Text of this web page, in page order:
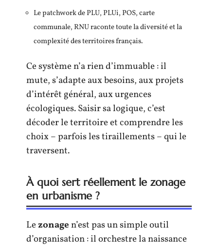
Le patchwork de PLU, PLUi, POS, carte
communale, RNU raconte toute la diversité et la
complexité des territoires français.
Ce système n’a rien d’immuable : il
mute, s’adapte aux besoins, aux projets
d’intérêt général, aux urgences
écologiques. Saisir sa logique, c’est
décoder le territoire et comprendre les
choix – parfois les tiraillements – qui le
traversent.
À quoi sert réellement le zonage
en urbanisme ?
Lezonagen’est pas un simple outil
d’organisation : il orchestre la naissance